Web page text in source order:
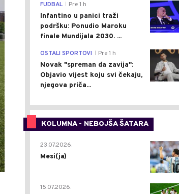
FUDBAL Pre 1 h
Infantino u panici traži
podršku: Ponudio Maroku
finale Mundijala 2030. ...
OSTALI SPORTOVI Pre 1 h
Novak "spreman da zavija":
Objavio vijest koju svi čekaju,
njegova priča...
KOLUMNA - NEBOJŠA ŠATARA
23.07.2026.
Mesi(ja)
15.07.2026.